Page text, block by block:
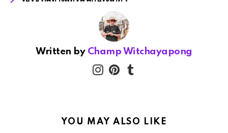
Written by Champ Witchayapong
instagrampinterest
YOU MAY ALSO LIKE